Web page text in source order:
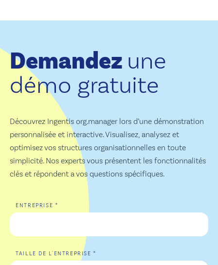
Demandez une
démo gratuite
Découvrez Ingentis org.manager lors d’une démonstration
personnalisée et interactive. Visualisez, analysez et
optimisez vos structures organisationnelles en toute
simplicité. Nos experts vous présentent les fonctionnalités
clés et répondent a vos questions spécifiques.
ENTREPRISE *
TAILLE DE L'ENTREPRISE *